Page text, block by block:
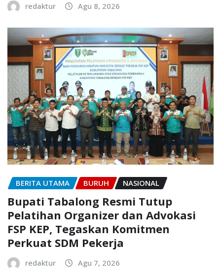
redaktur Agu 8, 2026
BERITA UTAMA BURUH NASIONAL
Bupati Tabalong Resmi Tutup
Pelatihan Organizer dan Advokasi
FSP KEP, Tegaskan Komitmen
Perkuat SDM Pekerja
redaktur Agu 7, 2026